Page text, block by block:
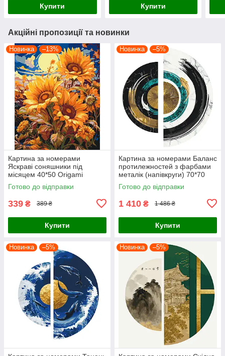
Купити Купити
Акційні пропозиції та новинки
Новинка –13%
Картина за номерами
Яскраві соняшники під
місяцем 40*50 Origami
(LW04070)
Готово до відправки
339 ₴ 389 ₴
Купити
Новинка –5%
Картина за номерами Баланс
протилежностей з фарбами
металік (напівкруги) 70*70
Origami (OSR1001)
Готово до відправки
1 410 ₴ 1 486 ₴
Купити
Новинка –5% Новинка –5%